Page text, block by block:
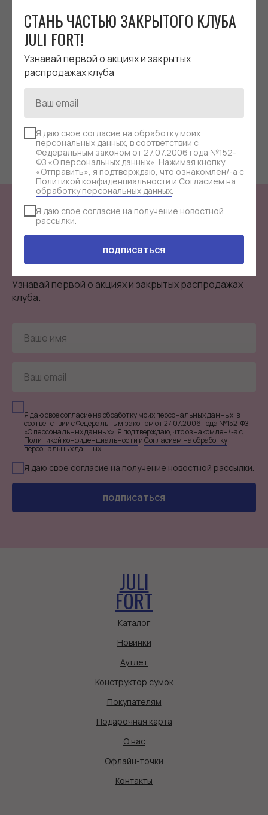
СТАНЬ ЧАСТЬЮ ЗАКРЫТОГО КЛУБА
JULI FORT!
Узнавай первой о акциях и закрытых
распродажах клуба
Я даю свое согласие на обработку моих
персональных данных, в соответствии с
Федеральным законом от 27.07.2006 года №152-
ФЗ «О персональных данных». Нажимая кнопку
«Отправить», я подтверждаю, что ознакомлен/-а с
Политикой конфиденциальности и Согласием на
обработку персональных данных.
Я даю свое согласие на получение новостной
рассылки.
подписаться
ТЕМНО-ЗЕЛЕНАЯ
КОЖАНАЯ СУМКА-ТОУТ | S
| -30%
со сменным мешком среднего размера
в размере S
8 900руб.12 700руб.
СУМКА-
СТАНЬ ЧАСТЬЮЗАКРЫТОГО КЛУБА
Узнавай первой о акциях и закрытых распродажах
клуба.
Я даю свое согласие на обработку моих персональных данных, в
соответствии с Федеральным законом от 27.07.2006 года №152-ФЗ
«О персональных данных». Я подтверждаю, что ознакомлен/-а с
Политикой конфиденциальности иСогласием на обработку
персональных данных.
Я даю свое согласие на получение новостной рассылки.
подписаться
Контакты
Покупателям
Подарочная карта
О нас
Офлайн-точки
Конструктор сумок
Аутлет
Новинки
Каталог
JULI
FORT